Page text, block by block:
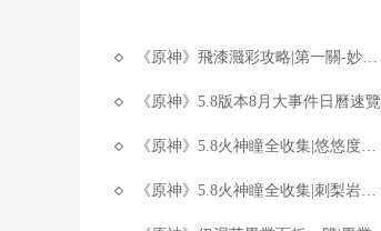
《原神》飛漆濺彩攻略|第一關-妙彩飄浮在雲朵之間
《原神》5.8版本8月大事件日曆速覽
《原神》5.8火神瞳全收集|悠悠度假村火神瞳全收集Part3
《原神》5.8火神瞳全收集|刺梨岩全收集攻略